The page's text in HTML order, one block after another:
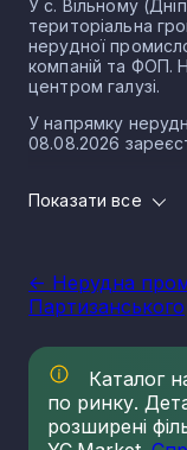
У с. Вільному
територіальна
нерудної
компаній та ФОП.
центром галузі.
У напрямку
08.08.2026
1 ФОП
прямо впливає на
Варто зазначити,
для розвитку
положення, велику
копалини
галузі є
кухонної солі,
каоліну та
Показати все
<- Нерудна
Партизанського
Каталог
по ринку.
розширені